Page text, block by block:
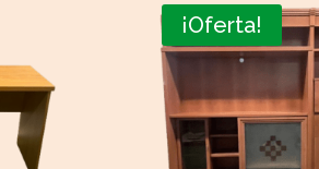
¡Oferta!